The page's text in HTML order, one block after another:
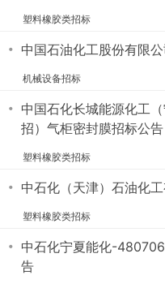
塑料橡胶类招标
・ 中国石油化工股份有限
机械设备招标
・ 中国石化长城能源化工
招）气柜密封膜招标公告
塑料橡胶类招标
・ 中石化（天津）石油化
塑料橡胶类招标
・ 中石化宁夏能化-
告